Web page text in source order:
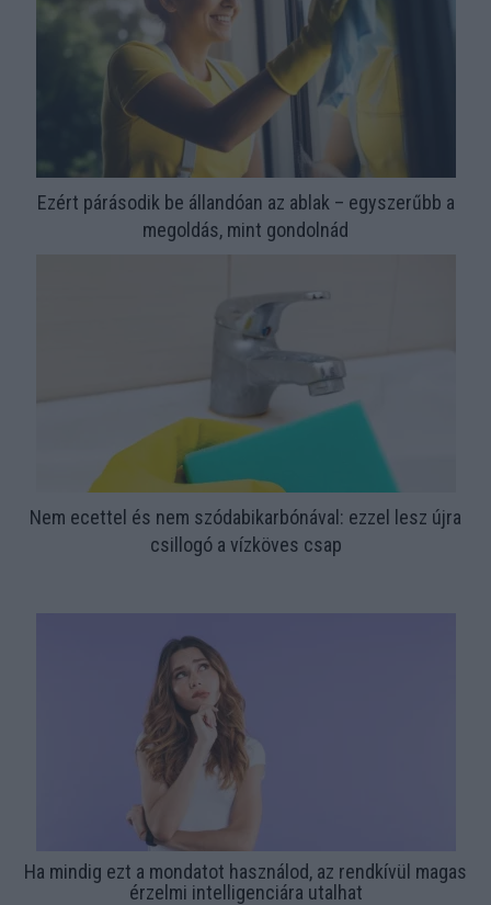
Ezért párásodik be állandóan az ablak – egyszerűbb a
megoldás, mint gondolnád
Nem ecettel és nem szódabikarbónával: ezzel lesz újra
csillogó a vízköves csap
Ha mindig ezt a mondatot használod, az rendkívül magas
érzelmi intelligenciára utalhat